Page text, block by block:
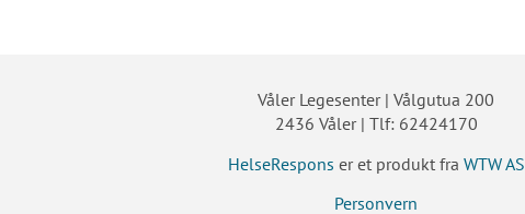
Våler Legesenter | Vålgutua 200
2436 Våler | Tlf: 62424170
HelseRespons er et produkt fra WTW AS
Personvern